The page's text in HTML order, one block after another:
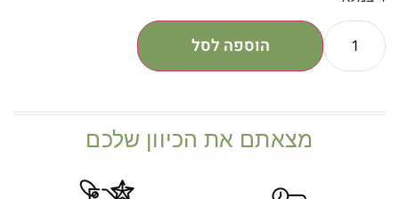
הוספה לסל
מצאתם את הכיוון שלכם